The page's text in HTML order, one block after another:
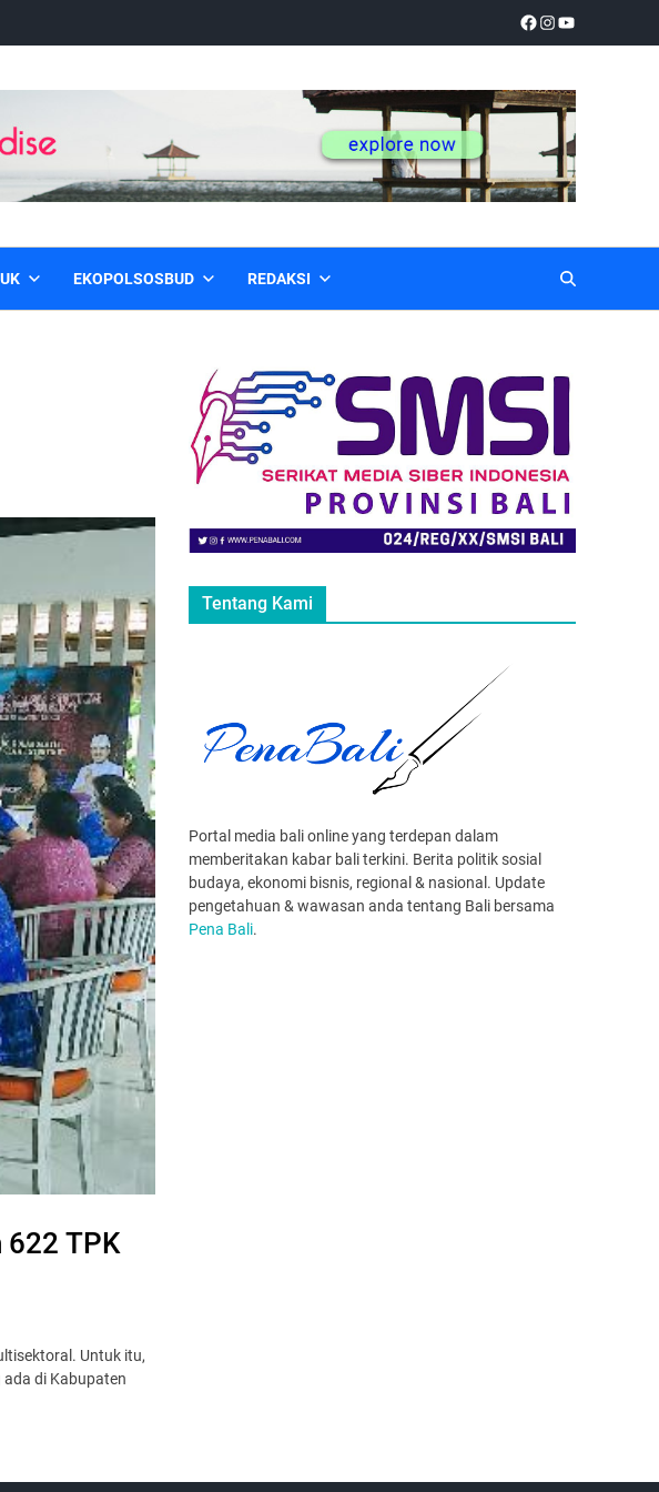
EKOPOLSOSBUD REDAKSI
622 TPK
Untuk itu,
di Kabupaten
Tentang Kami
Portal media bali online yang terdepan dalam
memberitakan kabar bali terkini. Berita politik sosial
budaya, ekonomi bisnis, regional & nasional. Update
pengetahuan & wawasan anda tentang Bali bersama
Pena Bali.